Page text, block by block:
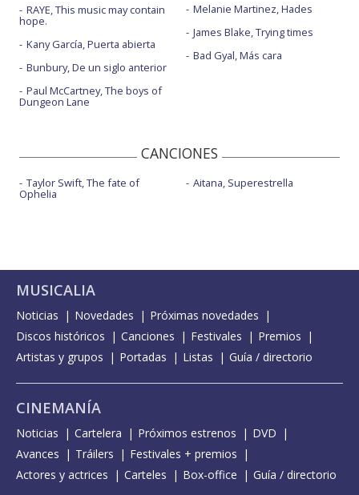
RAYE, This music may contain
hope.
Kany García, Puerta abierta
Bunbury, De un siglo anterior
Paul McCartney, The boys of
Dungeon Lane
Melanie Martinez, Hades
James Blake, Trying times
Bad Gyal, Más cara
CANCIONES
Taylor Swift, The fate of
Ophelia
Aitana, Superestrella
MUSICALIA
Noticias Novedades
Próximas novedades
Discos históricos
Canciones Festivales
Premios
Artistas y grupos
Portadas Listas Guía / directorio
CINEMANÍA
Noticias Cartelera Próximos estrenos
DVD
Avances
Tráilers
Festivales + premios
Actores y actrices
Carteles Box-office Guía / directorio